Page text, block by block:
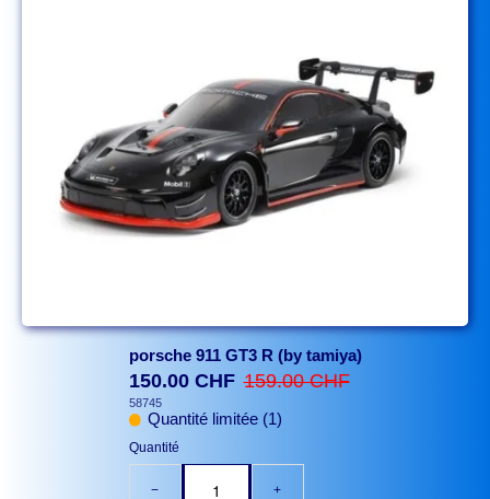
porsche 911 GT3 R (by tamiya)
150.00 CHF 159.00 CHF
58745
Quantité limitée (1)
Quantité
− +